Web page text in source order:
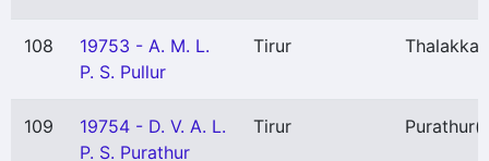
108
19753 - A. M. L.
P. S. Pullur
Tirur Thalakkad
109
19754 - D. V. A. L.
P. S. Purathur
Tirur Purathur